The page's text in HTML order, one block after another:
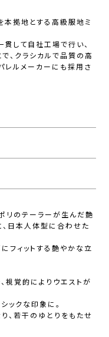
拠地とする高級服地ミ
して自社工場で行い、
、クラシカルで品質の高
レルメーカーにも採用さ
リのテーラーが生んだ艶
、日本人体型に合わせた
フィットする艶やかな立
視覚的によりウエストが
ックな印象に。
、若干のゆとりをもたせ